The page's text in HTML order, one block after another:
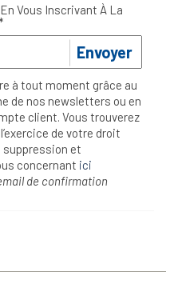
Vous Inscrivant À La
Envoyer
à tout moment grâce au
de nos newsletters ou en
client. Vous trouverez
de votre droit
et
concernant ici
de confirmation